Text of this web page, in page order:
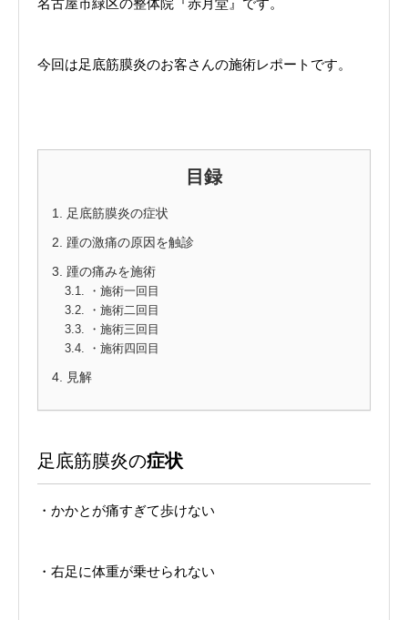
名古屋市緑区の整体院『赤月堂』です。
今回は足底筋膜炎のお客さんの施術レポートです。
目録
足底筋膜炎の症状
踵の激痛の原因を触診
踵の痛みを施術
・施術一回目
・施術二回目
・施術三回目
・施術四回目
見解
足底筋膜炎の症状
・かかとが痛すぎて歩けない
・右足に体重が乗せられない